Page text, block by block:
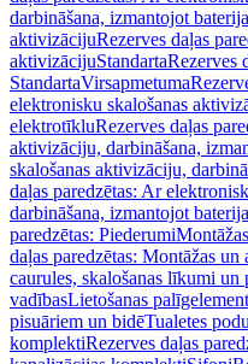
darbināšana, izmantojot
aktivizācijuRezerves daļas
aktivizācijuStandartaRezerves
StandartaVirsapmetuma
elektronisku skalošanas
elektrotīkluRezerves daļas
aktivizāciju, darbināšana,
skalošanas aktivizāciju,
daļas paredzētas: Ar
darbināšana, izmantojot
paredzētas: Piederumi
daļas paredzētas: Montāžas
caurules, skalošanas līkumi un
vadībasLietošanas
pisuāriem un bidēTualetes
komplektiRezerves daļas